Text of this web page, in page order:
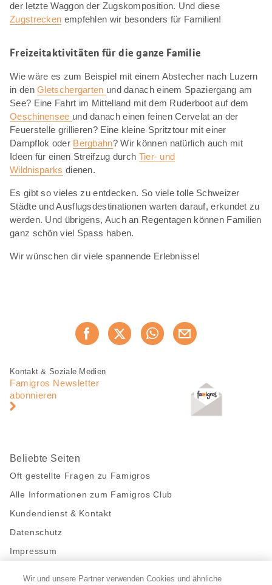
der letzte Waggon der Zugskomposition. Und diese
Zugstrecken empfehlen wir besonders für Familien!
Freizeitaktivitäten für die ganze Familie
Wie wäre es zum Beispiel mit einem Abstecher nach Luzern
in denGletschergarten und danach einem Spaziergang am
See? Eine Fahrt im Mittelland mit dem Ruderboot auf dem
Oeschinensee und danach einen feinen Cervelat an der
Feuerstelle grillieren? Eine kleine Spritztour mit einer
Dampflok oder Bergbahn? Wir können natürlich auch mit
Ideen für einen Streifzug durch Tier- und
Wildnisparks dienen.
Es gibt so vieles zu entdecken. So viele tolle Schweizer
Städte und Ausflugsdestinationen warten darauf, erkundet zu
werden. Und übrigens, Auch an Regentagen können Familien
ganz schön viel Spass haben.
Wir wünschen dir viele spannende Erlebnisse!
Jetzt weiterempfehlen
Fusszeile
Fusszeile
Navigation
Kontakt & Soziale Medien
Famigros Newsletter
abonnieren
Beliebte Seiten
Oft gestellte Fragen zu Famigros
Alle Informationen zum Famigros Club
Kundendienst & Kontakt
Datenschutz
Impressum
Bleibe mit uns in Kontakt
Wir und unsere Partner verwenden Cookies und ähnliche